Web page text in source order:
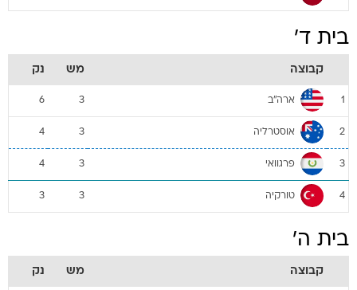
בית ד'
קבוצה מש נק
1 ארה"ב 3
6
2 אוסטרליה 3
4
3 פרגוואי 3
4
4 טורקיה 3
3
בית ה'
קבוצה מש נק